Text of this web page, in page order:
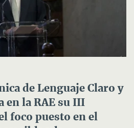
de Lenguaje Claro y
en la RAE su III
foco puesto en el